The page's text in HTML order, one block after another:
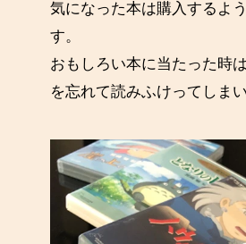
気になった本は購入するよ
す。
おもしろい本に当たった時
を忘れて読みふけってしまい